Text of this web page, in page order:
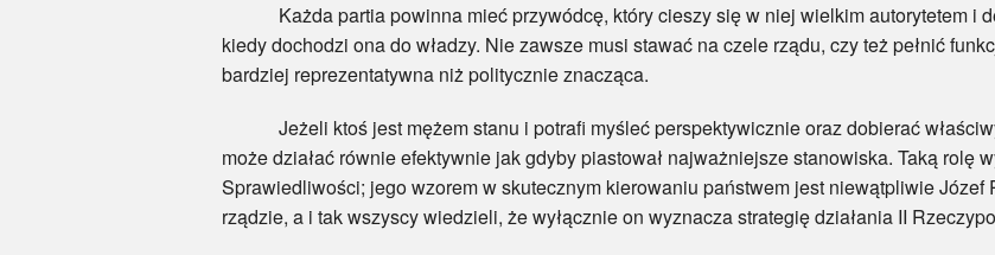
Każda partia powinna mieć przywódcę, który cieszy się w niej wielkim autorytetem i
kiedy dochodzi ona do władzy. Nie zawsze musi stawać na czele rządu, czy też pełnić
bardziej reprezentatywna niż politycznie znacząca.
Jeżeli ktoś jest mężem stanu i potrafi myśleć perspektywicznie oraz dobierać
może działać równie efektywnie jak gdyby piastował najważniejsze stanowiska. Taką rolę
Sprawiedliwości; jego wzorem w skutecznym kierowaniu państwem jest niewątpliwie Józef
rządzie, a i tak wszyscy wiedzieli, że wyłącznie on wyznacza strategię działania II